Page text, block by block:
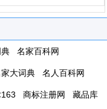
名家百科网
大词典 名人百科网
商标注册网 藏品库